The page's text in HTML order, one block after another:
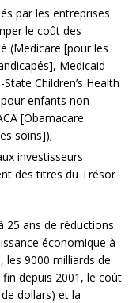
par les entreprises
le coût des
(Medicare [pour les
Medicaid
Children’s Health
enfants non
[Obamacare
soins]);
investisseurs
des titres du Trésor
25 ans de réductions
économique à
les 9000 milliards de
depuis 2001, le coût
dollars) et la